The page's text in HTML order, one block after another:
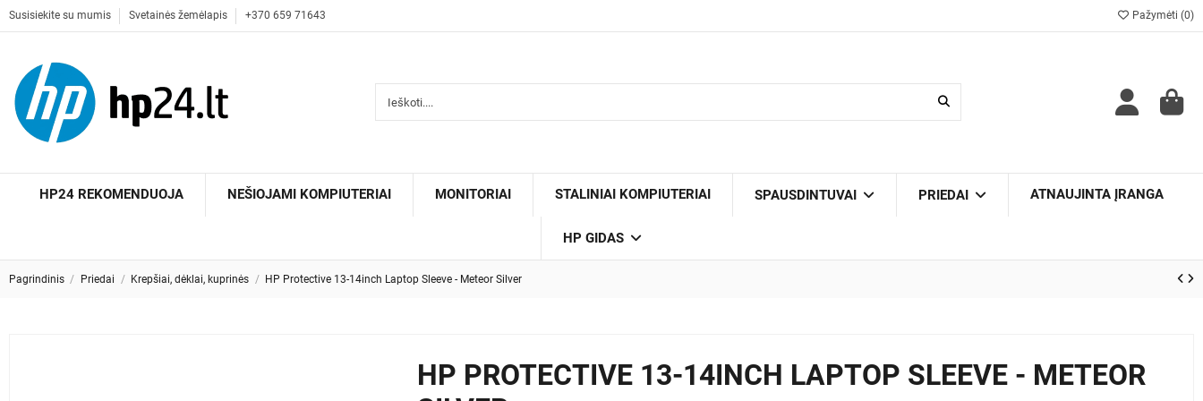
Susisiekite su mumis Svetainės žemėlapis +370 659 71643 Pažymėti (0)
HP24 REKOMENDUOJA NEŠIOJAMI KOMPIUTERIAI MONITORIAI STALINIAI KOMPIUTERIAI SPAUSDINTUVAI PRIEDAI ATNAUJINTA ĮRANGA
HP GIDAS
Pagrindinis Priedai Krepšiai, dėklai, kuprinės HP Protective 13-14inch Laptop Sleeve - Meteor Silver
HP PROTECTIVE 13-14INCH LAPTOP SLEEVE - METEOR